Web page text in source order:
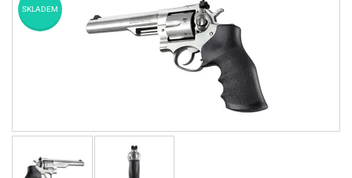
DETEKTORY KOVŮ
SKLADEM